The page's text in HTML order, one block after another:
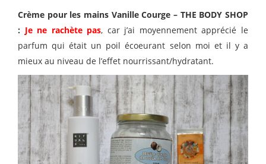
Crème pour les mains Vanille Courge – THE BODY SHOP
: Je ne rachète pas, car j’ai moyennement apprécié le
parfum qui était un poil écoeurant selon moi et il y a
mieux au niveau de l’effet nourrissant/hydratant.